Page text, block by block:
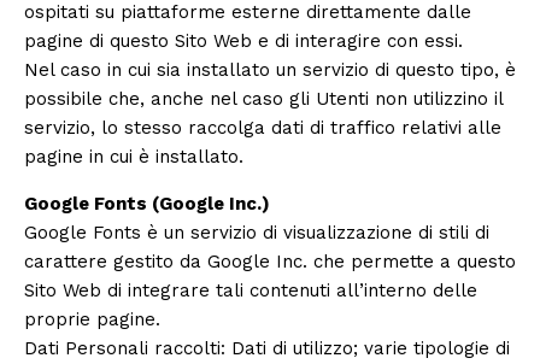
ospitati su piattaforme esterne direttamente dalle
pagine di questo Sito Web e di interagire con essi.
Nel caso in cui sia installato un servizio di questo tipo, è
possibile che, anche nel caso gli Utenti non utilizzino il
servizio, lo stesso raccolga dati di traffico relativi alle
pagine in cui è installato.
Google Fonts (Google Inc.)
Google Fonts è un servizio di visualizzazione di stili di
carattere gestito da Google Inc. che permette a questo
Sito Web di integrare tali contenuti all’interno delle
proprie pagine.
Dati Personali raccolti: Dati di utilizzo; varie tipologie di